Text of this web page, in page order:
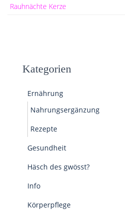
Rauhnächte Kerze
Kategorien
Ernährung
Nahrungsergänzung
Rezepte
Gesundheit
Häsch des gwösst?
Info
Körperpflege